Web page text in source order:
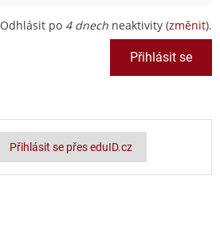
Odhlásit po 4 dnech neaktivity (změnit).
Přihlásit se přes eduID.cz